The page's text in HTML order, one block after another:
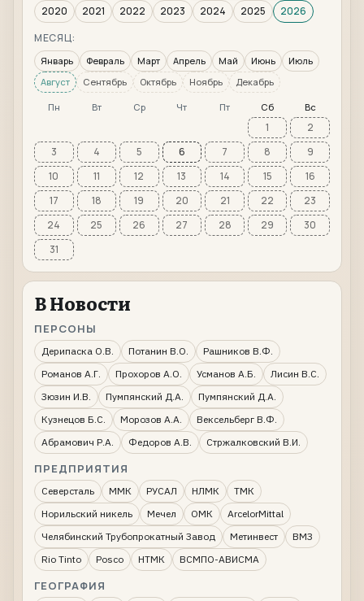
2020
2021 2022 2023 2024 2025
2026
МЕСЯЦ:
Январь Февраль Март Апрель Май Июнь
Июль
Август
Сентябрь Октябрь Ноябрь Декабрь
Пн Вт Ср Чт Пт Сб Вс
1
2
3
4 5 6 7 8
9
10
11 12 13 14 15
16
17
18 19 20 21 22
23
24
25 26 27 28 29
30
31
В Новости
ПЕРСОНЫ
Дерипаска О.В. Потанин В.О.
Рашников В.Ф.
Романов А.Г.
Прохоров А.О. Усманов А.Б.
Лисин В.С.
Зюзин И.В.
Пумпянский Д.А.
Пумпянский Д.А.
Кузнецов Б.С.
Морозов А.А.
Вексельберг В.Ф.
Абрамович Р.А.
Федоров А.В. Стржалковский В.И.
ПРЕДПРИЯТИЯ
Северсталь ММК РУСАЛ НЛМК
ТМК
Норильский никель
Мечел ОМК
ArcelorMittal
Челябинский Трубопрокатный Завод
Метинвест
ВМЗ
Rio Tinto
Posco НТМК ВСМПО-АВИСМА
ГЕОГРАФИЯ